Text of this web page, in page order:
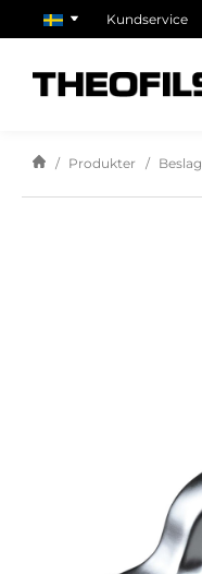
Kundservice
Produkter Beslag